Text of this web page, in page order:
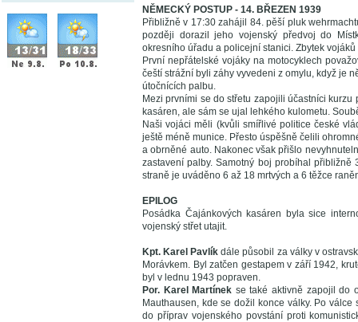
NĚMECKÝ POSTUP - 14. BŘEZEN 1939
Přibližně v 17:30 zahájil 84. pěší pluk
později dorazil jeho vojenský předvoj do
okresního úřadu a policejní stanici. Zbytek
První nepřátelské vojáky na motocyklech
čeští strážní byli záhy vyvedeni z omylu, když je
útočnících palbu.
Mezi prvními se do střetu zapojili účastníci
kasáren, ale sám se ujal lehkého kulometu.
Naši vojáci měli (kvůli smířlivé politice české
ještě méně munice. Přesto úspěšně čelili
a obrněné auto. Nakonec však přišlo
zastavení palby. Samotný boj probíhal
straně je uváděno 6 až 18 mrtvých a 6 těžce
EPILOG
Posádka Čajánkových kasáren byla sice
vojenský střet utajit.
Kpt. Karel Pavlík dále působil za války v
Morávkem. Byl zatčen gestapem v září 1942,
byl v lednu 1943 popraven.
Por. Karel Martínek se také aktivně zapojil do
Mauthausen, kde se dožil konce války. Po
do příprav vojenského povstání proti